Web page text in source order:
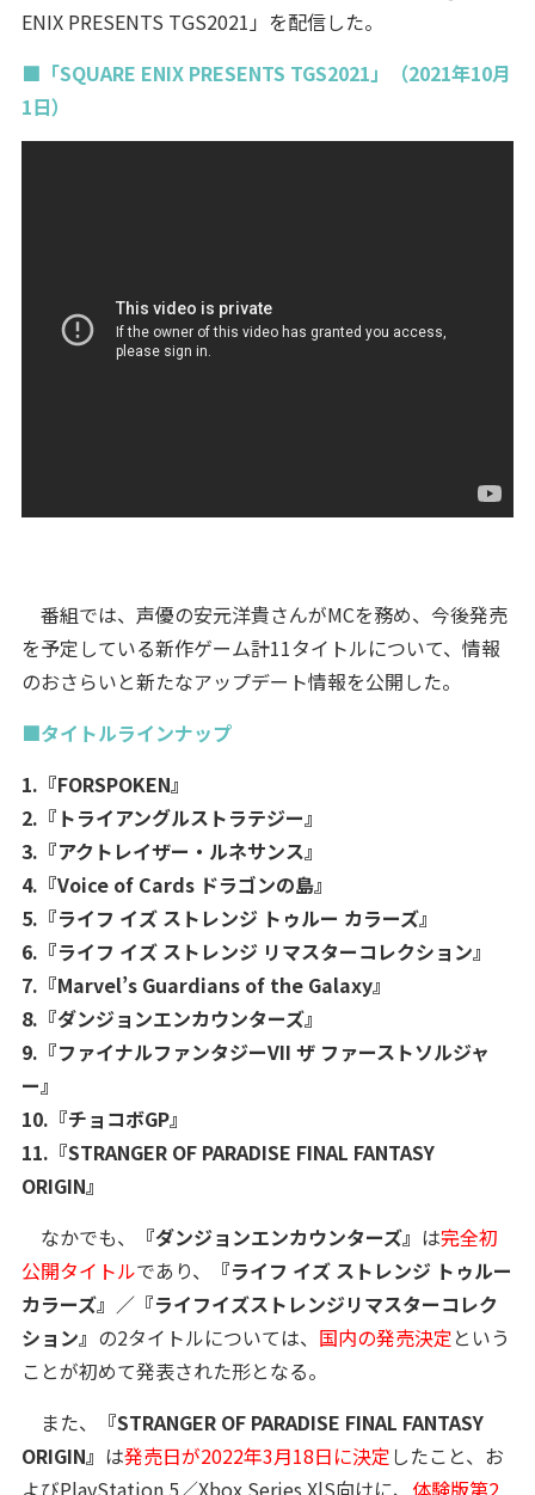
ENIX PRESENTS TGS2021」を配信した。
■「SQUARE ENIX PRESENTS TGS2021」（2021年10月
1日）
番組では、声優の安元洋貴さんがMCを務め、今後発売
を予定している新作ゲーム計11タイトルについて、情報
のおさらいと新たなアップデート情報を公開した。
■タイトルラインナップ
1.『FORSPOKEN』
2.『トライアングルストラテジー』
3.『アクトレイザー・ルネサンス』
4.『Voice of Cards ドラゴンの島』
5.『ライフ イズ ストレンジ トゥルー カラーズ』
6.『ライフ イズ ストレンジ リマスターコレクション』
7.『Marvel’s Guardians of the Galaxy』
8.『ダンジョンエンカウンターズ』
9.『ファイナルファンタジーVII ザ ファーストソルジャ
ー』
10.『チョコボGP』
11.『STRANGER OF PARADISE FINAL FANTASY
ORIGIN』
なかでも、
『ダンジョンエンカウンターズ』 は完全初
公開タイトルであり、
『ライフ イズ ストレンジ トゥルー
カラーズ』／『ライフイズストレンジリマスターコレク
ション』 の2タイトルについては、 国内の発売決定という
ことが初めて発表された形となる。
また、
『STRANGER OF PARADISE FINAL FANTASY
ORIGIN』 は発売日が2022年3月18日に決定したこと、お
よびPlayStation 5／Xbox Series X|S向けに、 体験版第2